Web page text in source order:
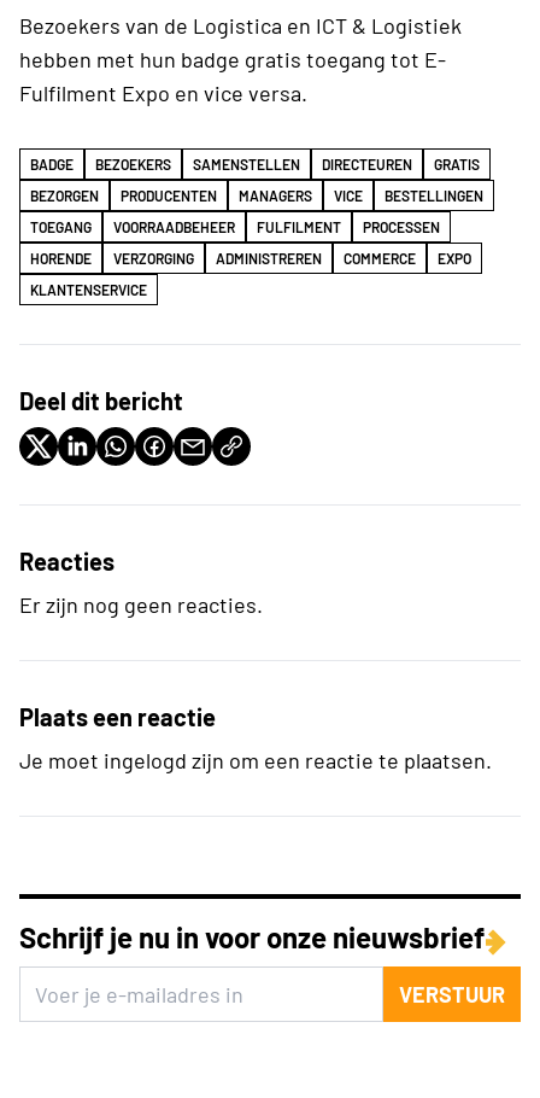
Bezoekers van de Logistica en ICT & Logistiek
hebben met hun badge gratis toegang tot E-
Fulfilment Expo en vice versa.
BADGE BEZOEKERS SAMENSTELLEN DIRECTEUREN
GRATIS
BEZORGEN
PRODUCENTEN MANAGERS VICE
BESTELLINGEN
TOEGANG
VOORRAADBEHEER FULFILMENT
PROCESSEN
HORENDE
VERZORGING ADMINISTREREN COMMERCE
EXPO
KLANTENSERVICE
Deel dit bericht
Reacties
Er zijn nog geen reacties.
Plaats een reactie
Je moet ingelogd zijn om een reactie te plaatsen.
Schrijf je nu in voor onze nieuwsbrief
VERSTUUR